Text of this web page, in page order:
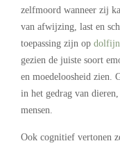
zelfmoord wanneer zij
van afwijzing, last en
toepassing zijn op
gezien de juiste soort
en moedeloosheid zien.
in het gedrag van
mensen.
Ook cognitief vertonen